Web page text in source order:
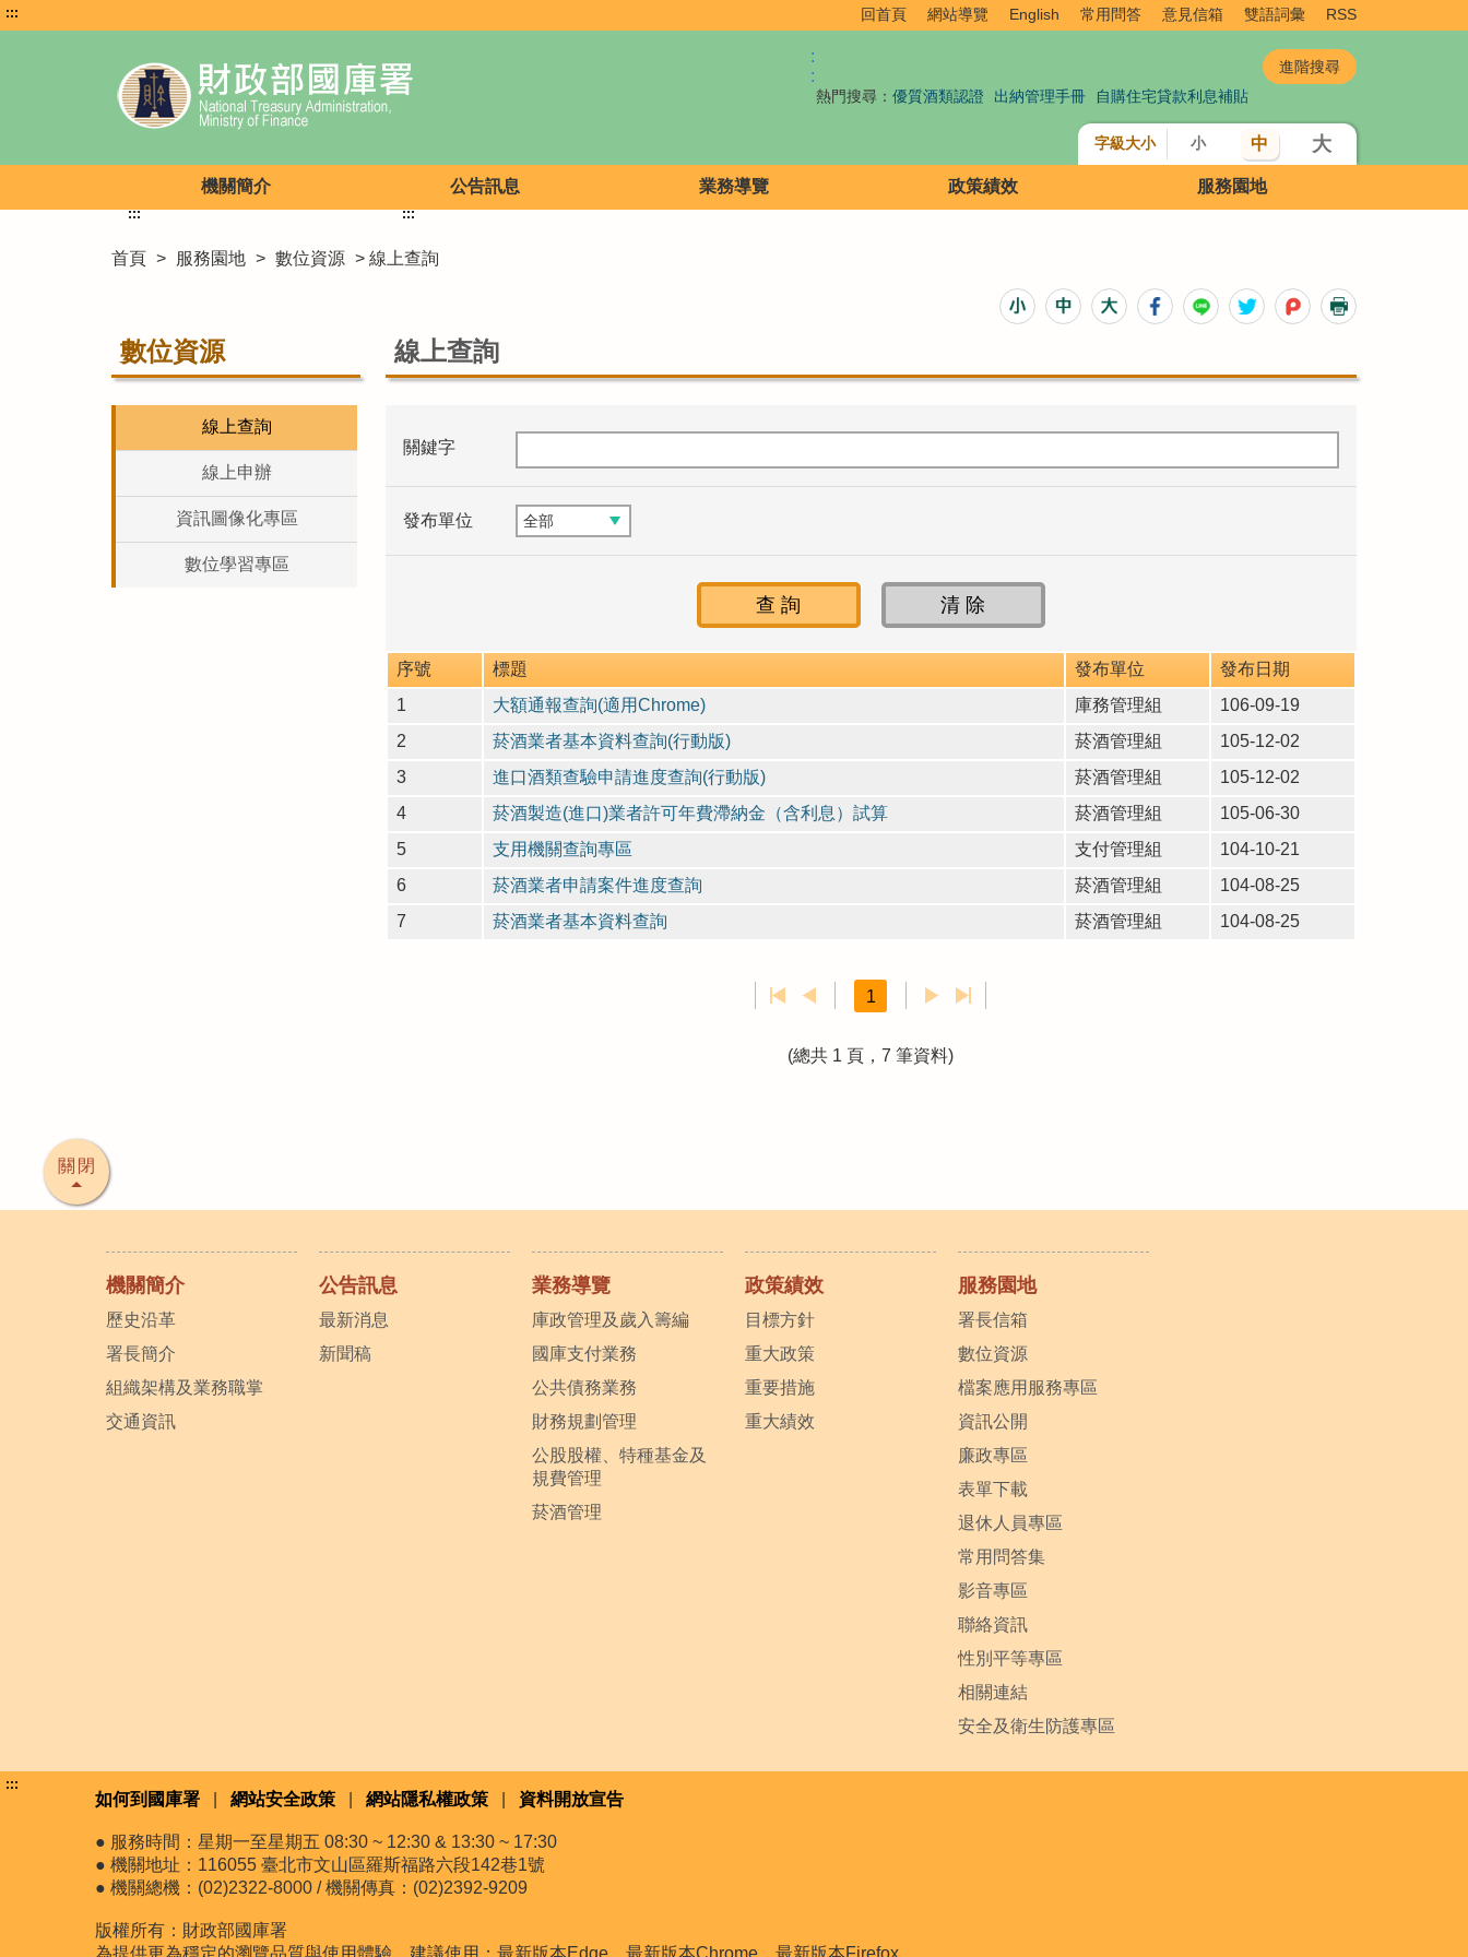
::: 回首頁 網站導覽 English 常用問答 意見信箱 雙語詞彙 RSS
:
:
熱門搜尋： 優質酒類認證 出納管理手冊 自購住宅貸款利息補貼
字級大小 小 中 大
機關簡介 公告訊息 業務導覽 政策績效 服務園地
首頁 > 服務園地 > 數位資源 > 線上查詢
:::
數位資源
線上查詢
線上申辦
資訊圖像化專區
數位學習專區
:::
線上查詢
關鍵字
發布單位
序號 標題 發布單位
發布日期
1
大額通報查詢(適用Chrome) 庫務管理組
106-09-19
2
菸酒業者基本資料查詢(行動版) 菸酒管理組
105-12-02
3
進口酒類查驗申請進度查詢(行動版) 菸酒管理組
105-12-02
4
菸酒製造(進口)業者許可年費滯納金（含利息）試算 菸酒管理組
105-06-30
5
支用機關查詢專區 支付管理組
104-10-21
6
菸酒業者申請案件進度查詢 菸酒管理組
104-08-25
7
菸酒業者基本資料查詢 菸酒管理組 104-08-25
1
(總共 1 頁，7 筆資料)
關閉
機關簡介
歷史沿革
署長簡介
組織架構及業務職掌
交通資訊
公告訊息
最新消息
新聞稿
業務導覽
庫政管理及歲入籌編
國庫支付業務
公共債務業務
財務規劃管理
公股股權、特種基金及
規費管理
菸酒管理
政策績效
目標方針
重大政策
重要措施
重大績效
服務園地
署長信箱
數位資源
檔案應用服務專區
資訊公開
廉政專區
表單下載
退休人員專區
常用問答集
影音專區
聯絡資訊
性別平等專區
相關連結
安全及衛生防護專區
:::
如何到國庫署 網站安全政策 網站隱私權政策 資料開放宣告
● 服務時間：星期一至星期五 08:30 ~ 12:30 & 13:30 ~ 17:30
● 機關地址：116055 臺北市文山區羅斯福路六段142巷1號
● 機關總機：(02)2322-8000 / 機關傳真：(02)2392-9209
版權所有：財政部國庫署